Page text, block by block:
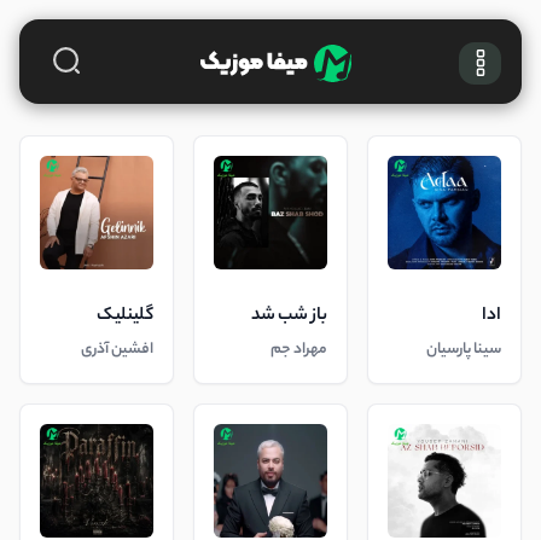
ادا
سینا پارسیان
باز شب شد
مهراد جم
گلینلیک
افشین آذری